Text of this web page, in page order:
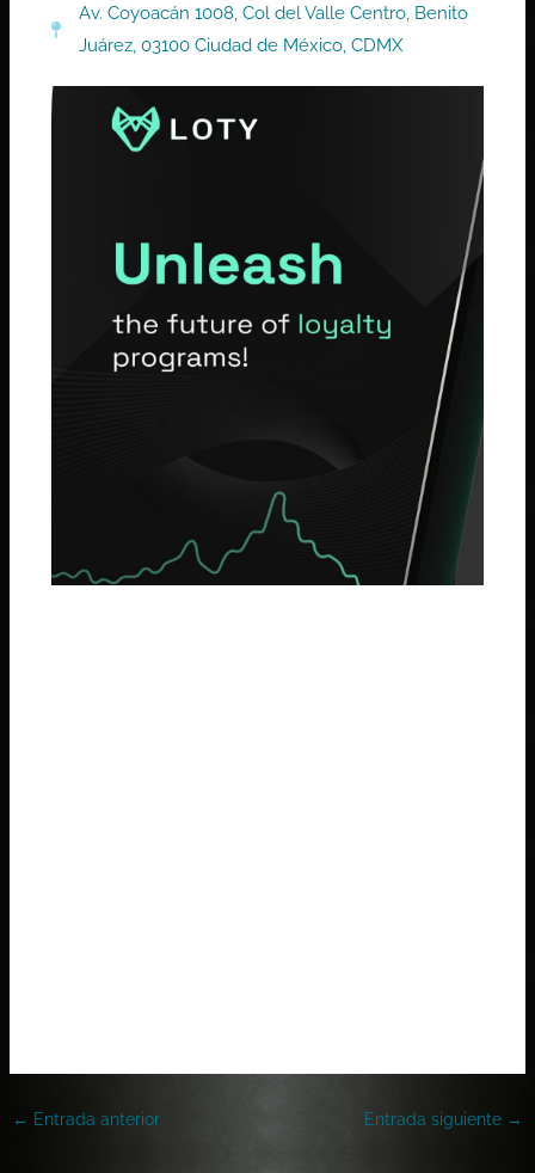
Av. Coyoacán 1008, Col del Valle Centro, Benito
Juárez, 03100 Ciudad de México, CDMX
← Entrada anterior Entrada siguiente →